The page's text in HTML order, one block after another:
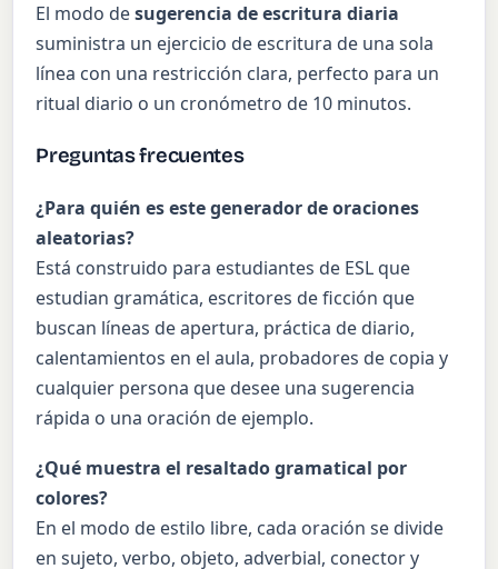
El modo desugerencia de escritura diaria
suministra un ejercicio de escritura de una sola
línea con una restricción clara, perfecto para un
ritual diario o un cronómetro de 10 minutos.
Preguntas frecuentes
¿Para quién es este generador de oraciones
aleatorias?
Está construido para estudiantes de ESL que
estudian gramática, escritores de ficción que
buscan líneas de apertura, práctica de diario,
calentamientos en el aula, probadores de copia y
cualquier persona que desee una sugerencia
rápida o una oración de ejemplo.
¿Qué muestra el resaltado gramatical por
colores?
En el modo de estilo libre, cada oración se divide
en sujeto, verbo, objeto, adverbial, conector y